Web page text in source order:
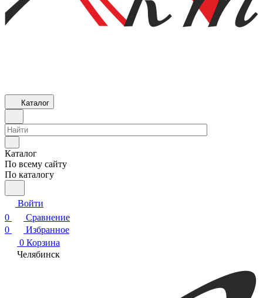
Каталог
Каталог
По всему сайту
По каталогу
Войти
0
Сравнение
0
Избранное
0 Корзина
Челябинск